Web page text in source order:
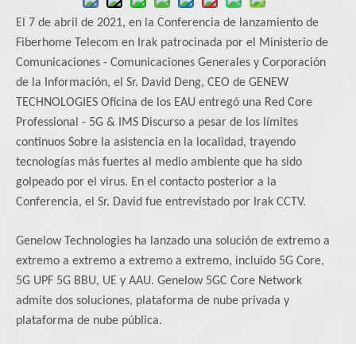
El 7 de abril de 2021, en la Conferencia de lanzamiento de
Fiberhome Telecom en Irak patrocinada por el Ministerio de
Comunicaciones - Comunicaciones Generales y Corporación
de la Información, el Sr. David Deng, CEO de GENEW
TECHNOLOGIES Oficina de los EAU entregó una Red Core
Professional - 5G & IMS Discurso a pesar de los límites
continuos Sobre la asistencia en la localidad, trayendo
tecnologías más fuertes al medio ambiente que ha sido
golpeado por el virus. En el contacto posterior a la
Conferencia, el Sr. David fue entrevistado por Irak CCTV.
Genelow Technologies ha lanzado una solución de extremo a
extremo a extremo a extremo a extremo, incluido 5G Core,
5G UPF 5G BBU, UE y AAU. Genelow 5GC Core Network
admite dos soluciones, plataforma de nube privada y
plataforma de nube pública.